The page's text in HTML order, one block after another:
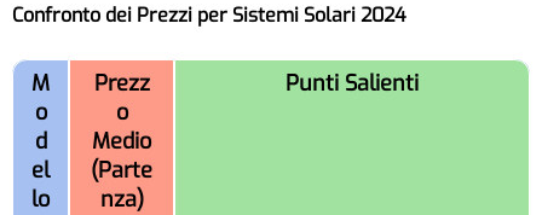
Confronto dei Prezzi per Sistemi Solari 2024
M
o
d
el
lo
Prezz
o
Medio
(Parte
nza)
Punti Salienti